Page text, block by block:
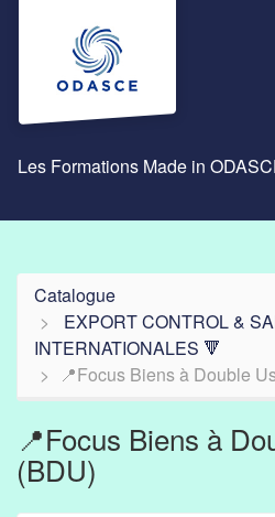
Aller au menu principal
Aller au contenu principal
Personnaliser l'interface
Les Formations Made in
Catalogue
EXPORT CONTROL &
INTERNATIONALES 🔻
📍Focus Biens à Double
📍Focus Biens à
(BDU)